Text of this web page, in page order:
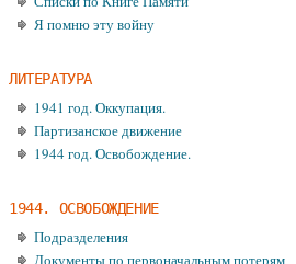
Я помню эту войну
ЛИТЕРАТУРА
1941 год. Оккупация.
Партизанское движение
1944 год. Освобождение.
1944. ОСВОБОЖДЕНИЕ
Подразделения
Документы по первоначальным потерям